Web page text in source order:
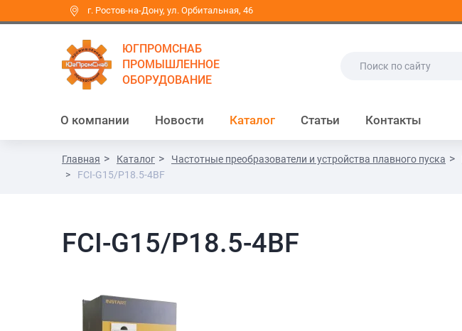
г. Ростов-на-Дону, ул. Орбитальная, 46
ЮГПРОМСНАБ
ПРОМЫШЛЕННОЕ
ОБОРУДОВАНИЕ
О компании Новости Каталог Статьи Контакты
Главная Каталог Частотные преобразователи и устройства плавного пуска
FCI-G15/P18.5-4BF
FCI-G15/P18.5-4BF